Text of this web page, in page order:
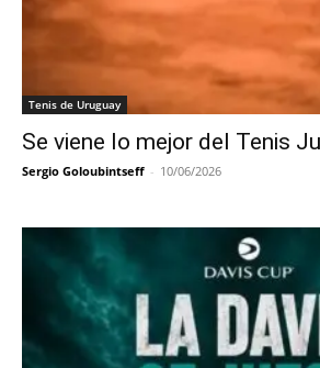
Tenis de Uruguay
Se viene lo mejor del Tenis
Sergio Goloubintseff - 10/06/2026